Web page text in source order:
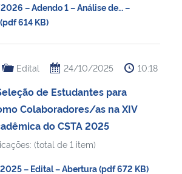
– Adendo 1 – Análise de… –
614 KB)
Edital 24/10/2025 10:18
de Estudantes para
Colaboradores/as na XIV
do CSTA 2025
(total de 1 item)
– Edital – Abertura (pdf 672 KB)